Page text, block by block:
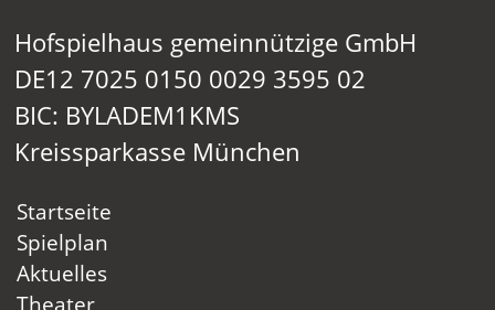
Hofspielhaus gemeinnützige GmbH
DE12 7025 0150 0029 3595 02
BIC: BYLADEM1KMS
Kreissparkasse München
Startseite
Spielplan
Aktuelles
Theater